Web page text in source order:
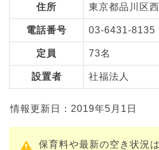
住所 東京都品川区
電話番号 03-6431-8135
定員 73名
設置者 社福法人
情報更新日：2019年5月1日
保育料や最新の空き状況